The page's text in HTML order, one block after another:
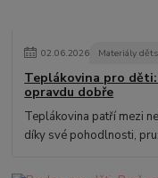
02.06.2026 Materiály
Teplákovina pro
opravdu dobře
Teplákovina patří mezi
díky své pohodlnosti,